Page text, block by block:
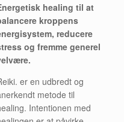
healing til at
kroppens
reducere
og fremme generel
er en udbredt og
metode til
Intentionen med